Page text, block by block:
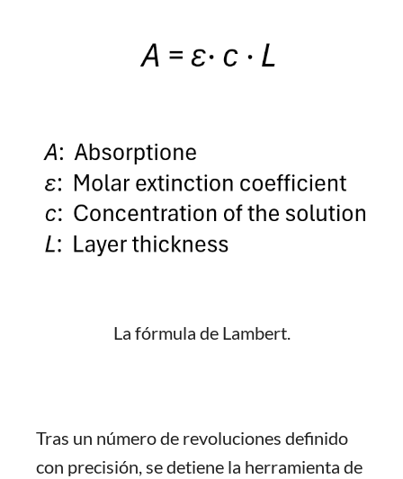
La fórmula de Lambert.
Tras un número de revoluciones definido
con precisión, se detiene la herramienta de